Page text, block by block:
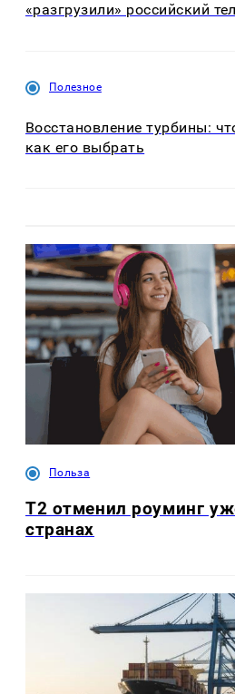
«разгрузили» российский
Полезное
Восстановление турбины:
как его выбрать
Польза
Т2 отменил роуминг
странах